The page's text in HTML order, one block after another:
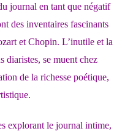
journal en tant que négatif
des inventaires fascinants
et Chopin. L’inutile et la
diaristes, se muent chez
de la richesse poétique,
explorant le journal intime,